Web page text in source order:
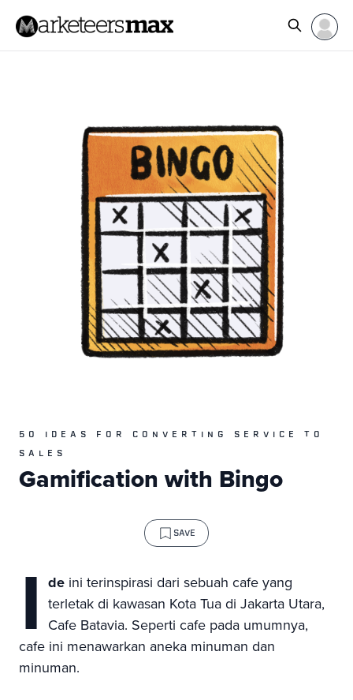
50 IDEAS FOR CONVERTING SERVICE TO
SALES
Gamification with Bingo
SAVE
I de ini terinspirasi dari sebuah cafe yang
terletak di kawasan Kota Tua di Jakarta Utara,
Cafe Batavia. Seperti cafe pada umumnya,
cafe ini menawarkan aneka minuman dan
minuman.